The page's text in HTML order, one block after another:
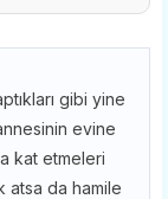
gibi yine
evine
kat etmeleri
atsa da hamile